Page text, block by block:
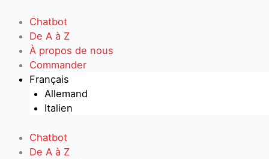
contenu
Chatbot
De A à Z
À propos de nous
Commander
Français
Allemand
Italien
Chatbot
De A à Z